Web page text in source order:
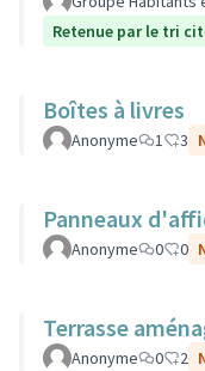
Retenue par le tri
Boîtes à livres
Anonyme 1 3
Panneaux
Anonyme 0 0
Terrasse
Anonyme 0 2